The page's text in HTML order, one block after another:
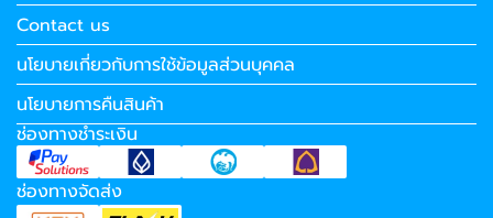
Contact us
นโยบายเกี่ยวกับการใช้ข้อมูลส่วนบุคคล
นโยบายการคืนสินค้า
ช่องทางชำระเงิน
ช่องทางจัดส่ง